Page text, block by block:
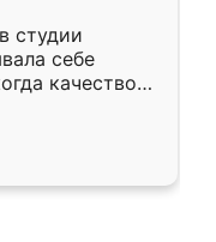
студии
себе
качеством
уже почти